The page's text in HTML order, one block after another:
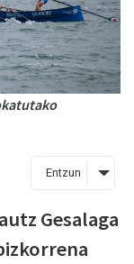
Entzun
Gesalaga